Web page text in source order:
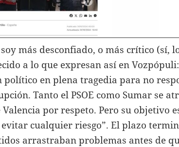
más desconfiado, o más crítico (sí,
a lo que expresan así en Vozpópuli:
político en plena tragedia para no
Tanto el PSOE como Sumar se
por respeto. Pero su objetivo
cualquier riesgo”. El plazo
arrastraban problemas antes de